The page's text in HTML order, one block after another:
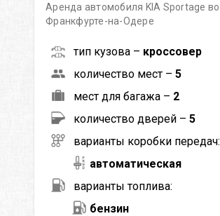
Аренда автомобиля KIA Sportage во
Франкфурте-на-Одере
тип кузова – кроссовер
количество мест – 5
мест для багажа – 2
количество дверей – 5
варианты коробки передач:
автоматическая
варианты топлива:
бензин